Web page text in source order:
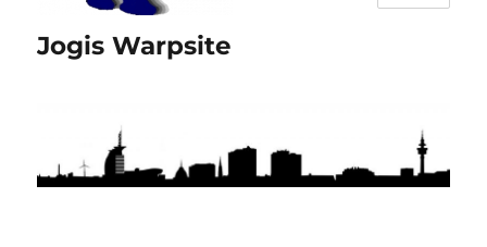
Jogis Warpsite